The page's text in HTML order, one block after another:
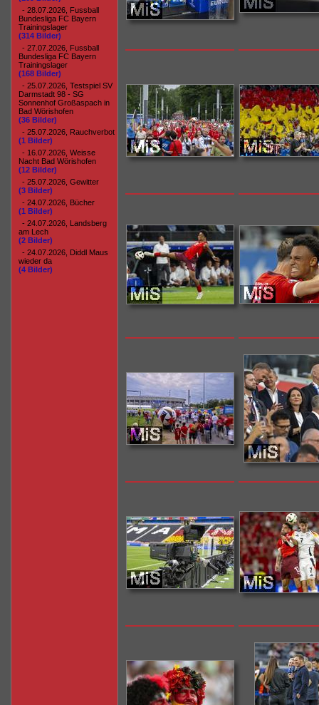
- 28.07.2026, Fussball
Bundesliga FC Bayern
Trainingslager
(314 Bilder)
- 27.07.2026, Fussball
Bundesliga FC Bayern
Trainingslager
(168 Bilder)
- 25.07.2026, Testspiel SV
Darmstadt 98 - SG
Sonnenhof Großaspach in
Bad Wörishofen
(36 Bilder)
- 25.07.2026, Rauchverbot
(1 Bilder)
- 16.07.2026, Weisse
Nacht Bad Wörishofen
(12 Bilder)
- 25.07.2026, Gewitter
(3 Bilder)
- 24.07.2026, Bücher
(1 Bilder)
- 24.07.2026, Landsberg
am Lech
(2 Bilder)
- 24.07.2026, Diddl Maus
wieder da
(4 Bilder)